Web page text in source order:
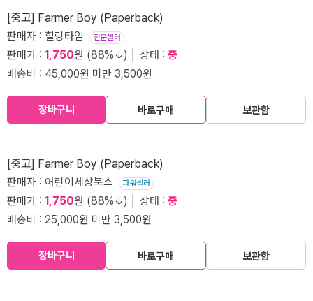
[중고] Farmer Boy (Paperback)
판매자 : 힐링타임 전문셀러
판매가 : 1,750원 (88%↓) │ 상태 : 중
배송비 : 45,000원 미만 3,500원
장바구니 바로구매 보관함
[중고] Farmer Boy (Paperback)
판매자 : 어린이세상북스 파워셀러
판매가 : 1,750원 (88%↓) │ 상태 : 중
배송비 : 25,000원 미만 3,500원
장바구니 바로구매 보관함